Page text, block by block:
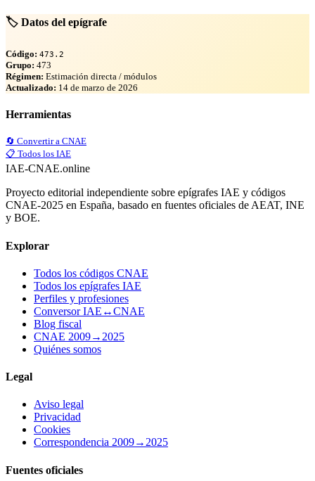
🏷️ Datos del epígrafe
Código: 473.2
Grupo: 473
Régimen: Estimación directa / módulos
Actualizado: 14 de marzo de 2026
Herramientas
🔄 Convertir a CNAE
📋 Todos los IAE
IAE-CNAE.online
Proyecto editorial independiente sobre epígrafes IAE y códigos
CNAE-2025 en España, basado en fuentes oficiales de AEAT, INE
y BOE.
Explorar
Todos los códigos CNAE
Todos los epígrafes IAE
Perfiles y profesiones
Conversor IAE↔CNAE
Blog fiscal
CNAE 2009→2025
Quiénes somos
Legal
Aviso legal
Privacidad
Cookies
Correspondencia 2009→2025
Fuentes oficiales